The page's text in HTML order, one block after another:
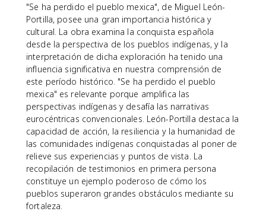
"Se ha perdido el pueblo mexica", de Miguel León-
Portilla, posee una gran importancia histórica y
cultural. La obra examina la conquista española
desde la perspectiva de los pueblos indígenas, y la
interpretación de dicha exploración ha tenido una
influencia significativa en nuestra comprensión de
este período histórico. "Se ha perdido el pueblo
mexica" es relevante porque amplifica las
perspectivas indígenas y desafía las narrativas
eurocéntricas convencionales. León-Portilla destaca la
capacidad de acción, la resiliencia y la humanidad de
las comunidades indígenas conquistadas al poner de
relieve sus experiencias y puntos de vista. La
recopilación de testimonios en primera persona
constituye un ejemplo poderoso de cómo los
pueblos superaron grandes obstáculos mediante su
fortaleza.